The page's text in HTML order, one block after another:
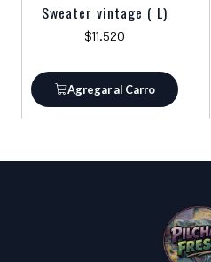
Sweater vintage ( L)
$11.520
Agregar al Carro